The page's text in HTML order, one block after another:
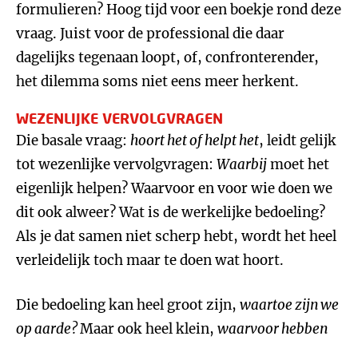
formulieren? Hoog tijd voor een boekje rond deze
vraag. Juist voor de professional die daar
dagelijks tegenaan loopt, of, confronterender,
het dilemma soms niet eens meer herkent.
WEZENLIJKE VERVOLGVRAGEN
Die basale vraag: hoort het of helpt het, leidt gelijk
tot wezenlijke vervolgvragen: Waarbijmoet het
eigenlijk helpen? Waarvoor en voor wie doen we
dit ook alweer? Wat is de werkelijke bedoeling?
Als je dat samen niet scherp hebt, wordt het heel
verleidelijk toch maar te doen wat hoort.
Die bedoeling kan heel groot zijn, waartoe zijn we
op aarde?Maar ook heel klein, waarvoor hebben